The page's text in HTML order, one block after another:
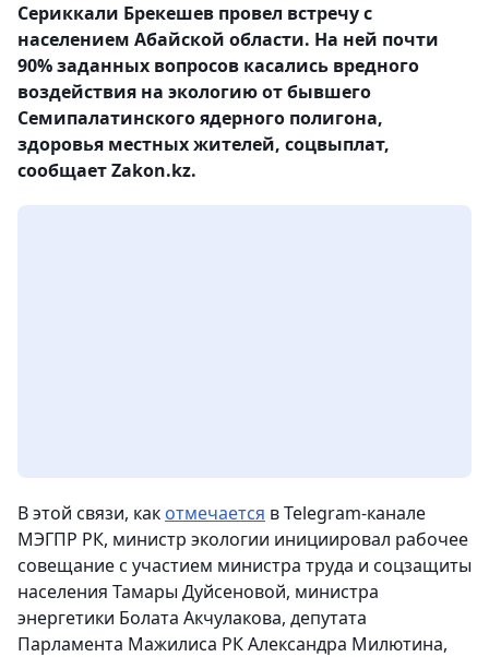
Сериккали Брекешев провел встречу с
населением Абайской области. На ней почти
90% заданных вопросов касались вредного
воздействия на экологию от бывшего
Семипалатинского ядерного полигона,
здоровья местных жителей, соцвыплат,
сообщает Zakon.kz.
В этой связи, как отмечается в Telegram-канале
МЭГПР РК, министр экологии инициировал рабочее
совещание с участием министра труда и соцзащиты
населения Тамары Дуйсеновой, министра
энергетики Болата Акчулакова, депутата
Парламента Мажилиса РК Александра Милютина,